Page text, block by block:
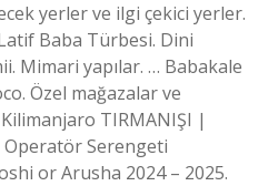
yerler ve ilgi çekici yerler.
Baba Türbesi. Dini
Mimari yapılar. … Babakale
Özel mağazalar ve
TIRMANIŞI |
Operatör Serengeti
or Arusha 2024 – 2025.